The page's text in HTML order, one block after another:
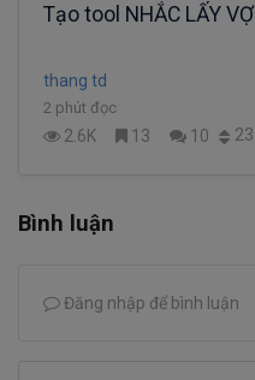
Tạo tool NHẮC LẤY VỢ
thang td
2 phút đọc
2.6K 13 10 23
Bình luận
Đăng nhập để bình luận